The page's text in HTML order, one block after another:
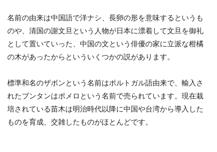
名前の由来は中国語で洋ナシ、長卵の形を意味するというも
のや、清国の謝文旦という人物が日本に漂着して文旦を御礼
として置いていった、中国の文という俳優の家に立派な柑橘
の木があったからといういくつかの説があります。
標準和名のザボンという名前はポルトガル語由来で、輸入さ
れたブンタンはポメロという名前で売られています。現在栽
培されている苗木は明治時代以降に中国や台湾から導入した
ものを育成、交雑したものがほとんどです。